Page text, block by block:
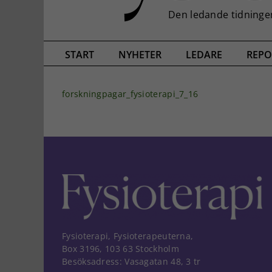
START NYHETER LEDARE
forskningpagar_fysioterapi_7_16
Fysioterapi, Fysioterapeuterna,
Box 3196, 103 63 Stockholm
Besöksadress: Vasagatan 48, 3 tr